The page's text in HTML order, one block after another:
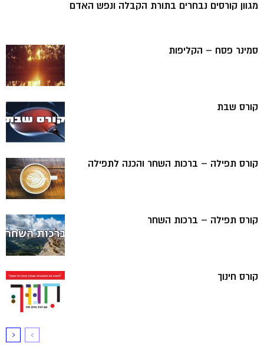
מגוון קורסים נבחרים בתורת הקבלה ונפש האדם
סמינר פסח – הקליפות
קורס שבת
קורס תפילה – ברכות השחר והכנה לתפילה
קורס תפילה – ברכות השחר
קורס חינוך